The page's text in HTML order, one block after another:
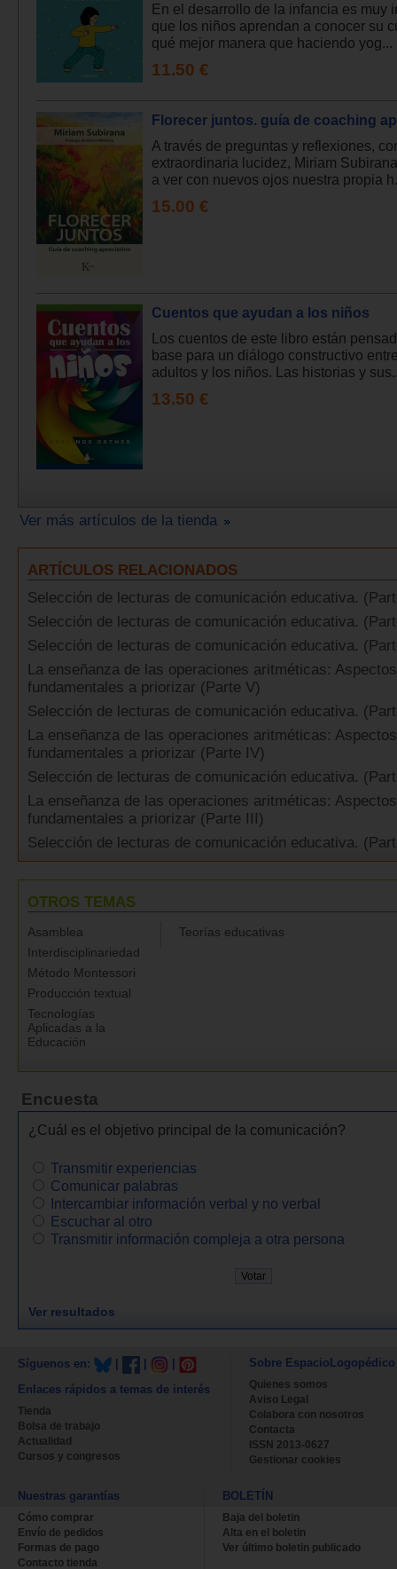
En el desarrollo de la infancia es muy
que los niños aprendan a conocer su
qué mejor manera que haciendo yog...
11.50 €
Florecer juntos. guía de coaching
A través de preguntas y reflexiones,
extraordinaria lucidez, Miriam
a ver con nuevos ojos nuestra propia
15.00 €
Cuentos que ayudan a los niños
Los cuentos de este libro están
base para un diálogo constructivo
adultos y los niños. Las historias y
13.50 €
Ver más artículos de la tienda
ARTÍCULOS RELACIONADOS
Selección de lecturas de comunicación educativa.
Selección de lecturas de comunicación educativa.
Selección de lecturas de comunicación educativa.
La enseñanza de las operaciones aritméticas: Aspectos
fundamentales a priorizar (Parte V)
Selección de lecturas de comunicación educativa.
La enseñanza de las operaciones aritméticas: Aspectos
fundamentales a priorizar (Parte IV)
Selección de lecturas de comunicación educativa.
La enseñanza de las operaciones aritméticas: Aspectos
fundamentales a priorizar (Parte III)
Selección de lecturas de comunicación educativa.
OTROS TEMAS
Asamblea
Interdisciplinariedad
Método Montessori
Producción textual
Tecnologías
Aplicadas a la
Educación
Teorías educativas
Encuesta
¿Cuál es el objetivo principal de la comunicación?
Transmitir experiencias
Comunicar palabras
Intercambiar información verbal y no verbal
Escuchar al otro
Transmitir información compleja a otra persona
Ver resultados
Síguenos en:
Enlaces rápidos a temas de interés
Tienda
Bolsa de trabajo
Actualidad
Cursos y congresos
Sobre EspacioLogopédico
Quienes somos
Aviso Legal
Colabora con nosotros
Contacta
ISSN 2013-0627
Gestionar cookies
Nuestras garantías
Cómo comprar
Envío de pedidos
Formas de pago
Contacto tienda
BOLETÍN
Baja del boletin
Alta en el boletin
Ver último boletin publicado